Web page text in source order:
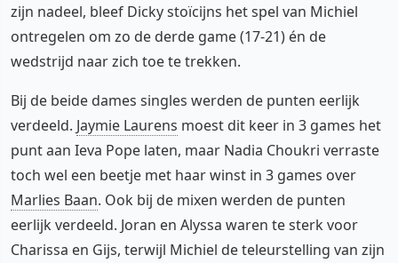
zijn nadeel, bleef Dicky stoïcijns het spel van Michiel
ontregelen om zo de derde game (17-21) én de
wedstrijd naar zich toe te trekken.
Bij de beide dames singles werden de punten eerlijk
verdeeld. Jaymie Laurens moest dit keer in 3 games het
punt aan Ieva Pope laten, maar Nadia Choukri verraste
toch wel een beetje met haar winst in 3 games over
Marlies Baan. Ook bij de mixen werden de punten
eerlijk verdeeld. Joran en Alyssa waren te sterk voor
Charissa en Gijs, terwijl Michiel de teleurstelling van zijn